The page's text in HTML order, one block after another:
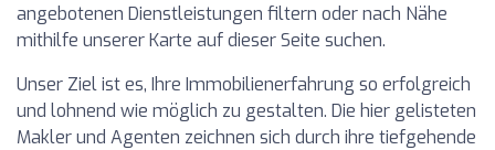
angebotenen Dienstleistungen filtern oder nach Nähe
mithilfe unserer Karte auf dieser Seite suchen.
Unser Ziel ist es, Ihre Immobilienerfahrung so erfolgreich
und lohnend wie möglich zu gestalten. Die hier gelisteten
Makler und Agenten zeichnen sich durch ihre tiefgehende